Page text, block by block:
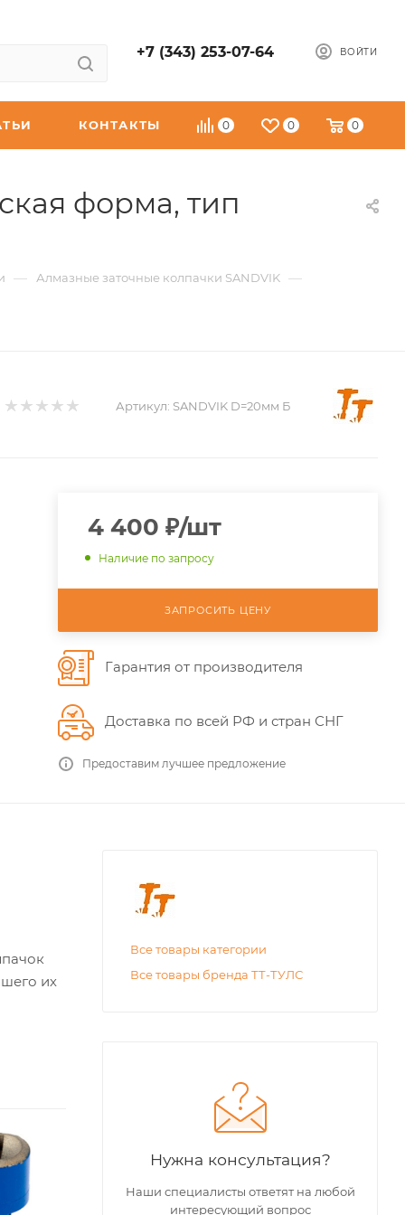
+7 (343) 253-07-64 ВОЙТИ
0 0 0
КОНТАКТЫ
форма, тип
— Алмазные заточные колпачки SANDVIK —
Артикул: SANDVIK D=20мм Б
4 400 ₽/шт
Наличие по запросу
ЗАПРОСИТЬ ЦЕНУ
Гарантия от производителя
Доставка по всей РФ и стран СНГ
Предоставим лучшее предложение
их
заточки
Все товары категории
Все товары бренда ТТ-ТУЛС
Нужна консультация?
Наши специалисты ответят на любой
интересующий вопрос